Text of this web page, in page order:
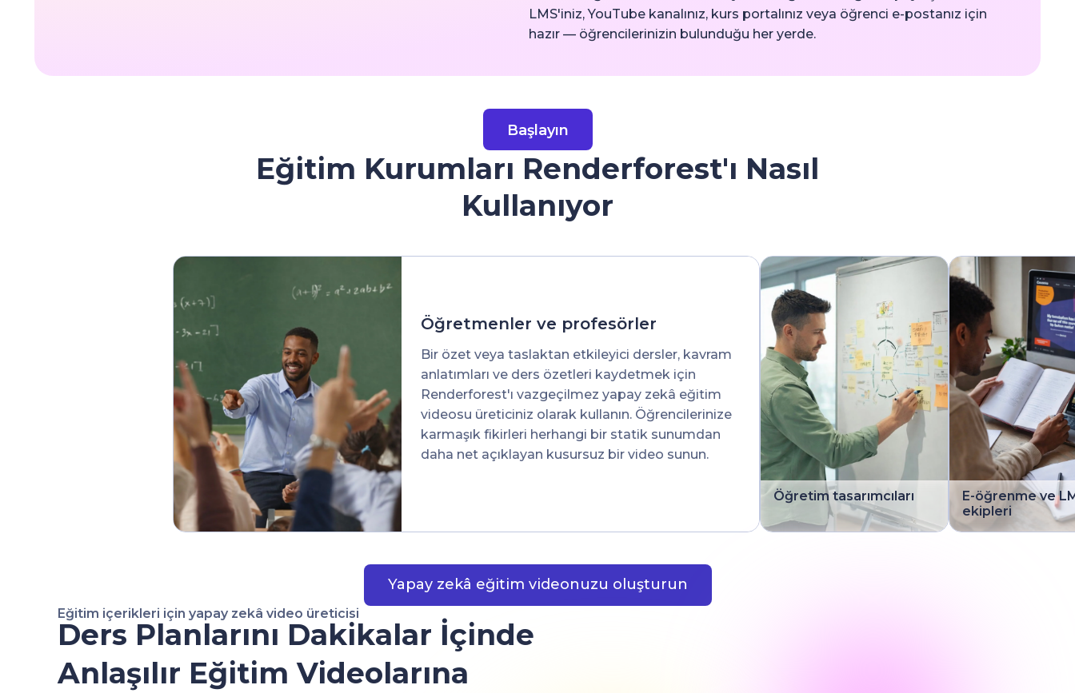
LMS'iniz, YouTube kanalınız, kurs portalınız veya öğrenci e-postanız için
hazır — öğrencilerinizin bulunduğu her yerde.
Başlayın
Eğitim Kurumları Renderforest'ı Nasıl
Kullanıyor
Öğretmenler ve profesörler
Bir özet veya taslaktan etkileyici dersler, kavram
anlatımları ve ders özetleri kaydetmek için
Renderforest'ı vazgeçilmez yapay zekâ eğitim
videosu üreticiniz olarak kullanın. Öğrencilerinize
karmaşık fikirleri herhangi bir statik sunumdan
daha net açıklayan kusursuz bir video sunun.
Öğretim tasarımcıları
E-öğrenme ve
ekipleri
Yapay zekâ eğitim videonuzu oluşturun
Eğitim içerikleri için yapay zekâ video üreticisi
Ders Planlarını Dakikalar İçinde
Anlaşılır Eğitim Videolarına